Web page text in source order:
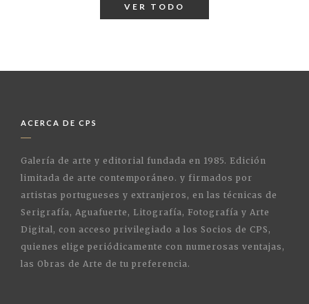
VER TODO
ACERCA DE CPS
Galería de arte y editorial fundada en 1985. Edición
limitada de arte contemporáneo. y firmados por
artistas portugueses y extranjeros, en las técnicas de
Serigrafía, Aguafuerte, Litografía, Fotografía y Arte
Digital, con acceso privilegiado a los Socios de CPS,
quienes elige periódicamente con numerosas ventajas,
las Obras de Arte de tu preferencia.